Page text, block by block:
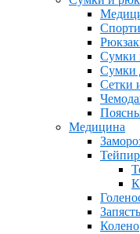
Сумки
Сумки
Сетки
Медицина
Колено